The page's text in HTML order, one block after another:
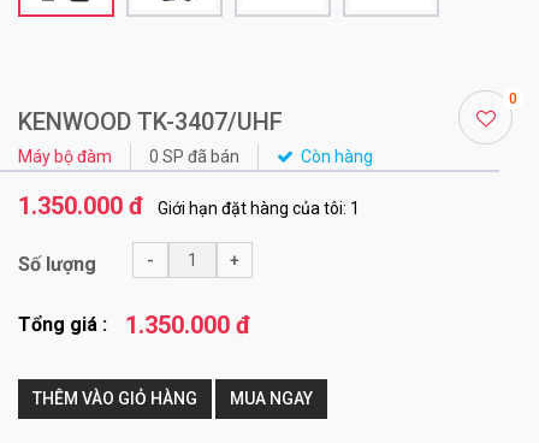
0
KENWOOD TK-3407/UHF
Máy bộ đàm 0 SP đã bán Còn hàng
1.350.000 đ Giới hạn đặt hàng của tôi: 1
Số lượng - +
Tổng giá : 1.350.000 đ
THÊM VÀO GIỎ HÀNG MUA NGAY